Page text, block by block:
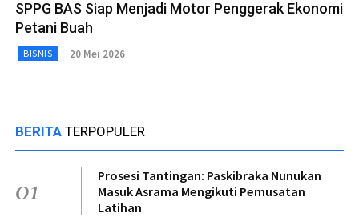
SPPG BAS Siap Menjadi Motor Penggerak Ekonomi
Petani Buah
BISNIS 20 Mei 2026
BERITA TERPOPULER
01
Prosesi Tantingan: Paskibraka Nunukan
Masuk Asrama Mengikuti Pemusatan
Latihan